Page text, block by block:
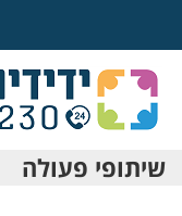
שיתופי פעולה